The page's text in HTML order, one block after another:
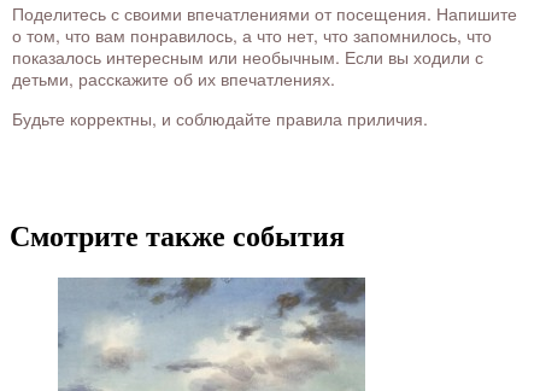
Поделитесь с своими впечатлениями от посещения. Напишите
о том, что вам понравилось, а что нет, что запомнилось, что
показалось интересным или необычным. Если вы ходили с
детьми, расскажите об их впечатлениях.
Будьте корректны, и соблюдайте правила приличия.
Смотрите также события